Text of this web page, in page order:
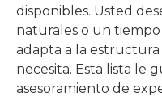
disponibles. Usted
naturales o un tiempo
adapta a la
necesita. Esta lista le
asesoramiento de